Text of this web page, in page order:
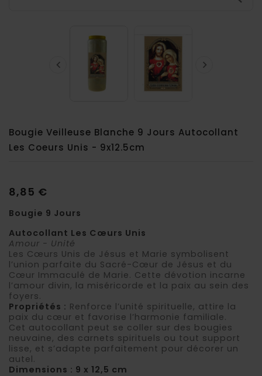
 
Bougie Veilleuse Blanche 9 Jours Autocollant
Les Coeurs Unis - 9x12.5cm
8,85 €
Bougie 9 Jours
Autocollant Les Cœurs Unis
Amour - Unité
Les Cœurs Unis de Jésus et Marie symbolisent
l’union parfaite du Sacré-Cœur de Jésus et du
Cœur Immaculé de Marie. Cette dévotion incarne
l’amour divin, la miséricorde et la paix au sein des
foyers.
Propriétés : Renforce l’unité spirituelle, attire la
paix du cœur et favorise l’harmonie familiale.
Cet autocollant peut se coller sur des bougies
neuvaine, des carnets spirituels ou tout support
lisse, et s’adapte parfaitement pour décorer un
autel.
Dimensions : 9 x 12,5 cm